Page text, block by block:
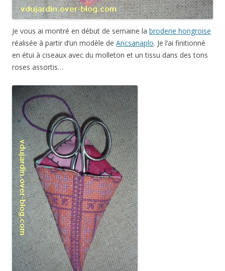
Je vous ai montré en début de semaine la broderie hongroise
réalisée à partir d’un modèle de Ancsanaplo. Je l’ai finitionné
en étui à ciseaux avec du molleton et un tissu dans des tons
roses assortis…